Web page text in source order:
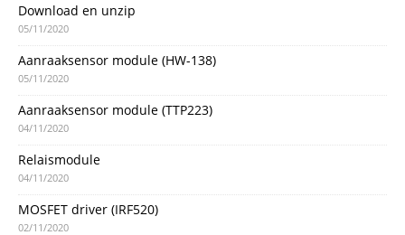
Download en unzip
05/11/2020
Aanraaksensor module (HW-138)
05/11/2020
Aanraaksensor module (TTP223)
04/11/2020
Relaismodule
04/11/2020
MOSFET driver (IRF520)
02/11/2020